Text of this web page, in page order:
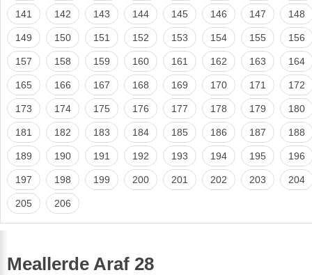
141 142 143 144 145 146 147 148
149 150 151 152 153 154 155 156
157 158 159 160 161 162 163 164
165 166 167 168 169 170 171 172
173 174 175 176 177 178 179 180
181 182 183 184 185 186 187 188
189 190 191 192 193 194 195 196
197 198 199 200 201 202 203 204
205 206
Meallerde Araf 28